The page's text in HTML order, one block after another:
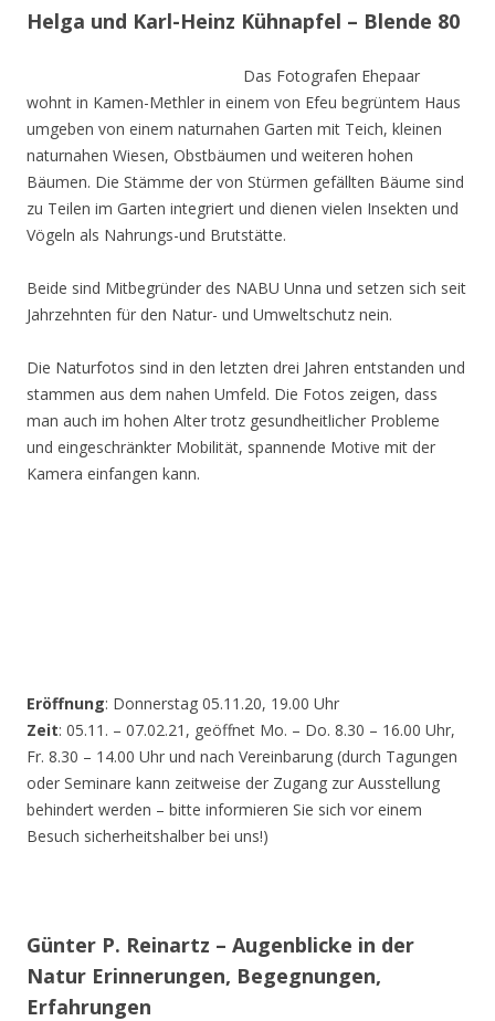
Helga und Karl-Heinz Kühnapfel – Blende 80
Das Fotografen Ehepaar
wohnt in Kamen-Methler in einem von Efeu begrüntem Haus
umgeben von einem naturnahen Garten mit Teich, kleinen
naturnahen Wiesen, Obstbäumen und weiteren hohen
Bäumen. Die Stämme der von Stürmen gefällten Bäume sind
zu Teilen im Garten integriert und dienen vielen Insekten und
Vögeln als Nahrungs-und Brutstätte.
Beide sind Mitbegründer des NABU Unna und setzen sich seit
Jahrzehnten für den Natur- und Umweltschutz nein.
Die Naturfotos sind in den letzten drei Jahren entstanden und
stammen aus dem nahen Umfeld. Die Fotos zeigen, dass
man auch im hohen Alter trotz gesundheitlicher Probleme
und eingeschränkter Mobilität, spannende Motive mit der
Kamera einfangen kann.
Eröffnung: Donnerstag 05.11.20, 19.00 Uhr
Zeit: 05.11. – 07.02.21, geöffnet Mo. – Do. 8.30 – 16.00 Uhr,
Fr. 8.30 – 14.00 Uhr und nach Vereinbarung (durch Tagungen
oder Seminare kann zeitweise der Zugang zur Ausstellung
behindert werden – bitte informieren Sie sich vor einem
Besuch sicherheitshalber bei uns!)
Günter P. Reinartz – Augenblicke in der
Natur Erinnerungen, Begegnungen,
Erfahrungen